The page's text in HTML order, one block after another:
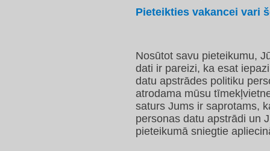
Pieteikties vakancei vari
Nosūtot savu pieteikumu,
dati ir pareizi, ka esat
datu apstrādes politiku
atrodama mūsu
saturs Jums ir saprotams,
personas datu apstrādi un
pieteikumā sniegtie